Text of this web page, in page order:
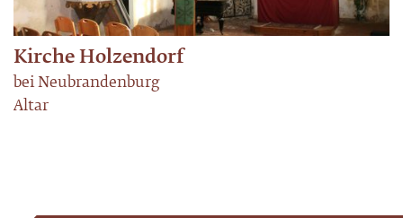
Kirche Holzendorf
bei Neubrandenburg
Altar